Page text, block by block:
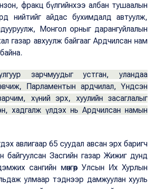
фракц бүлгийнхээ албан тушаалын
нийтийг айдас бухимдалд автуулж,
Монгол орныг дарангуйлалын
газар авхуулж байгааг Ардчилсан нам
зарчмуудыг устган, уландаа
Парламентын ардчилал, Үндсэн
хүний эрх, хуулийн засаглалыг
хадгалж үлдэх нь Ардчилсан намын
авлигаар 65 суудал авсан эрх баригч
байгуулсан Засгийн газар Жижиг дунд
сангийн мөнгөөр Улсын Их Хурлын
улмаар тэднээр дамжуулан хууль